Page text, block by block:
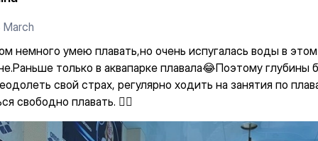
March
немного умею плавать,но очень испугалась воды в
только в аквапарке плавала😂Поэтому глубины
свой страх, регулярно ходить на занятия по
свободно плавать. 🏊‍♀️